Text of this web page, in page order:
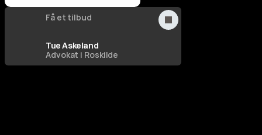
Contact Us
Få et tilbud
Tue Askeland
Advokat i Roskilde